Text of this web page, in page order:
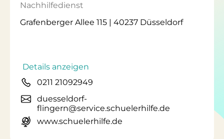
Nachhilfedienst
Grafenberger Allee 115 | 40237 Düsseldorf
Details anzeigen
0211 21092949
duesseldorf-
flingern@service.schuelerhilfe.de
www.schuelerhilfe.de